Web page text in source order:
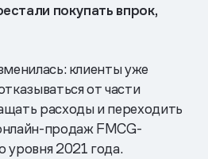
покупать впрок,
клиенты уже
от части
расходы и переходить
продаж FMCG-
уровня 2021 года.